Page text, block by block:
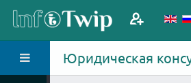
Юридическая